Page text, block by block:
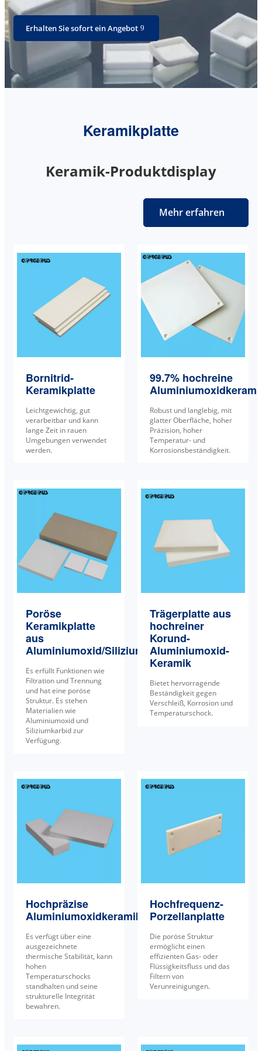
Erhalten Sie sofort ein Angebot
Keramikplatte
Keramik-Produktdisplay
Mehr erfahren
Bornitrid-
Keramikplatte
Leichtgewichtig, gut
verarbeitbar und kann
lange Zeit in rauen
Umgebungen verwendet
werden.
99.7% hochreine
Robust und langlebig, mit
glatter Oberfläche, hoher
Präzision, hoher
Temperatur- und
Korrosionsbeständigkeit.
Poröse
Keramikplatte
aus
Aluminiumoxid/Siliziumkarbid
Es erfüllt Funktionen wie
Filtration und Trennung
und hat eine poröse
Struktur. Es stehen
Materialien wie
Aluminiumoxid und
Siliziumkarbid zur
Verfügung.
Trägerplatte aus
hochreiner
Korund-
Aluminiumoxid-
Keramik
Bietet hervorragende
Beständigkeit gegen
Verschleiß, Korrosion und
Temperaturschock.
Hochpräzise
Aluminiumoxidkeramikplatte
Es verfügt über eine
ausgezeichnete
thermische Stabilität, kann
hohen
Temperaturschocks
standhalten und seine
strukturelle Integrität
bewahren.
Hochfrequenz-
Porzellanplatte
Die poröse Struktur
ermöglicht einen
effizienten Gas- oder
Flüssigkeitsfluss und das
Filtern von
Verunreinigungen.